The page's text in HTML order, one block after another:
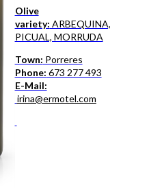
Olive
variety: ARBEQUINA,
PICUAL, MORRUDA
Town: Porreres
Phone: 673 277 493
E-Mail:
irina@ermotel.com